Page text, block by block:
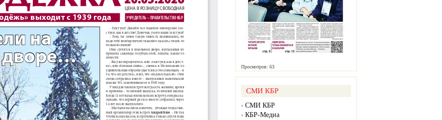
Просмотров: 63
СМИ КБР
СМИ КБР
КБР-Медиа